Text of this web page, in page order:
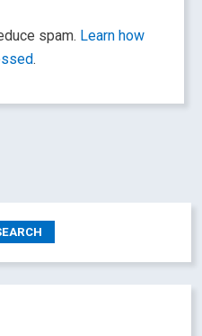
spam. Learn how
.